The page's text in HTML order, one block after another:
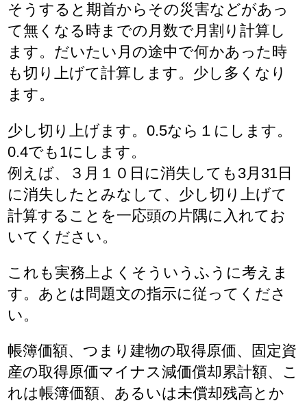
そうすると期首からその災害などがあっ
て無くなる時までの月数で月割り計算し
ます。だいたい月の途中で何かあった時
も切り上げて計算します。少し多くなり
ます。
少し切り上げます。0.5なら１にします。
0.4でも1にします。
例えば、３月１０日に消失しても3月31日
に消失したとみなして、少し切り上げて
計算することを一応頭の片隅に入れてお
いてください。
これも実務上よくそういうふうに考えま
す。あとは問題文の指示に従ってくださ
い。
帳簿価額、つまり建物の取得原価、固定資
産の取得原価マイナス減価償却累計額、こ
れは帳簿価額、あるいは未償却残高とか